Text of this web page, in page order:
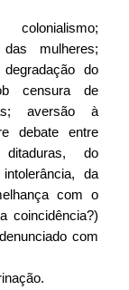
mulheres;
do
censura de
aversão à
debate entre
do
da
com o
coincidência?)
com